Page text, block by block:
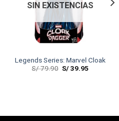
SIN EXISTENCIAS
Legends Series: Marvel Cloak
S/79.90 S/39.95